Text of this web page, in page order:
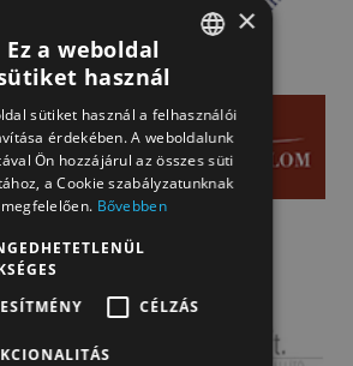
HUNGARIAN
HUNGARIAN
×
Ez a weboldal
használ
sütiket használ a felhasználói
érdekében. A weboldalunk
Ön hozzájárul az összes süti
a Cookie szabályzatunknak
megfelelően. Bővebben
CÉLZÁS